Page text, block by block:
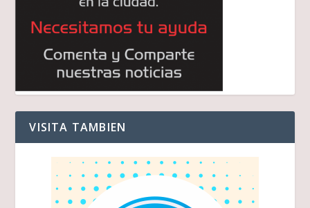
VISITA TAMBIEN